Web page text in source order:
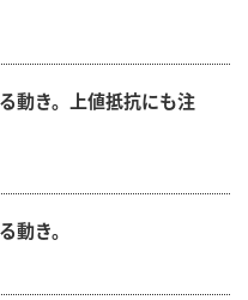
動き。上値抵抗にも注
動き。